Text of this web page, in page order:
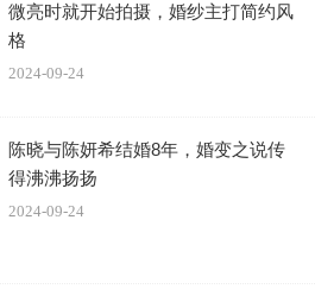
微亮时就开始拍摄，婚纱主打简约风
格
2024-09-24
陈晓与陈妍希结婚8年，婚变之说传
得沸沸扬扬
2024-09-24